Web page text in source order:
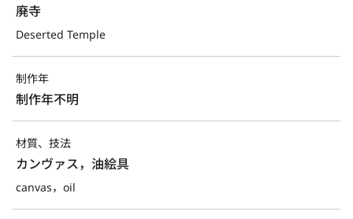
廃寺
Deserted Temple
制作年
制作年不明
材質、技法
カンヴァス，油絵具
canvas，oil